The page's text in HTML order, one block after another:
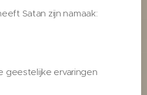
Satan zijn namaak:
geestelijke ervaringen